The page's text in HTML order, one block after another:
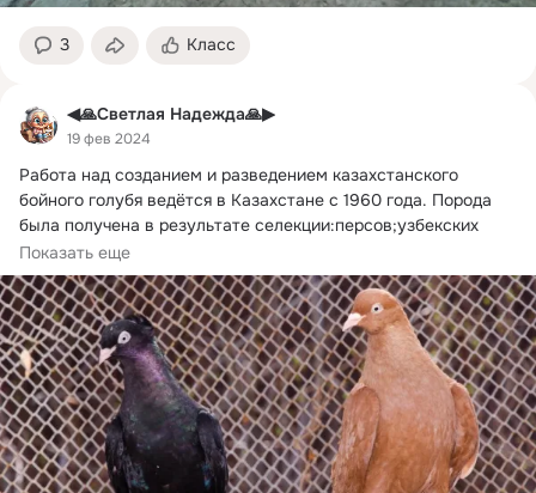
3 Класс
◀🙏Светлая Надежда🙏▶
19 фев 2024
Работа над созданием и разведением казахстанского
бойного голубя ведётся в Казахстане с 1960 года. Порода
была получена в результате селекции:персов;узбекских
новаттов;самаркандских тасманов.
Показать еще